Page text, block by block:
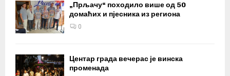
„Прљачу“ походило више од 50
домаћих и пјесника из региона
0
Центар града вечерас је винска
променада